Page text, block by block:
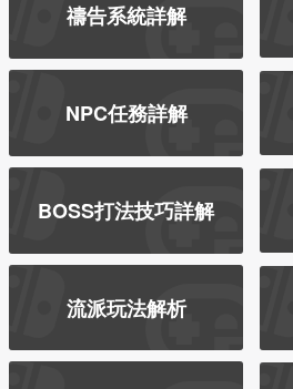
禱告系統詳解
NPC任務詳解
BOSS打法技巧詳解
流派玩法解析